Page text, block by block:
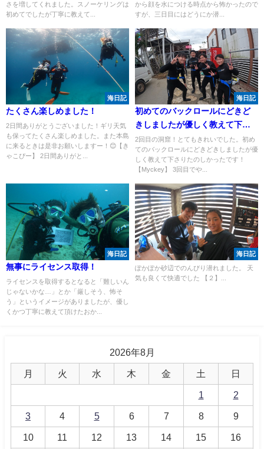
さを増してくれました。スノーケリングは
初めてでしたが丁寧に教えて...
から顔を水につける時点から怖かったので
すが、三日目にはどうにか潜...
海日記
たくさん楽しめました！
2日間ありがとうございました！ギリ天気
も保ってたくさん楽しめました。また本島
に来るときは是非お願いしますー！😊【き
ゃこぴー】 2日間ありがと...
海日記
初めてのバックロールにどきど
きしましたが優しく教えて下さ
りたのしかったです！
2回目の洞窟！とてもきれいでした。初め
てのバックロールにどきどきしましたが優
しく教えて下さりたのしかったです！
【Myckey】 3回目でや...
海日記
無事にライセンス取得！
ライセンスを取得するとなると「難しいん
じゃないかな…」とか「厳しそう、怖そ
う」というイメージがありましたが、優し
くかつ丁寧に教えて頂けたおか...
海日記
ぽかぽか砂辺でのんびり潜れました。 天
気も良くて快適でした 【２】...
2026年8月
月 火 水 木 金 土 日
1 2
3 4 5 6 7 8 9
10 11 12 13 14 15 16